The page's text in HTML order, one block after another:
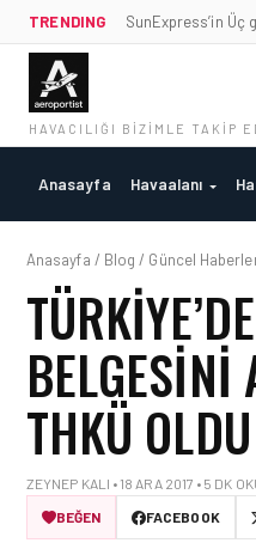
TRENDING SunExpress’in Üç
HAVACILIĞI BIZIMLE TAKIP
Anasayfa Havaalanı
Anasayfa / Blog / Güncel
BELGESINI
THKÜ OLDU
ZEYNEP KALI • 18 ARA 2017 • 5 DK
BEĞEN
FACEBOOK